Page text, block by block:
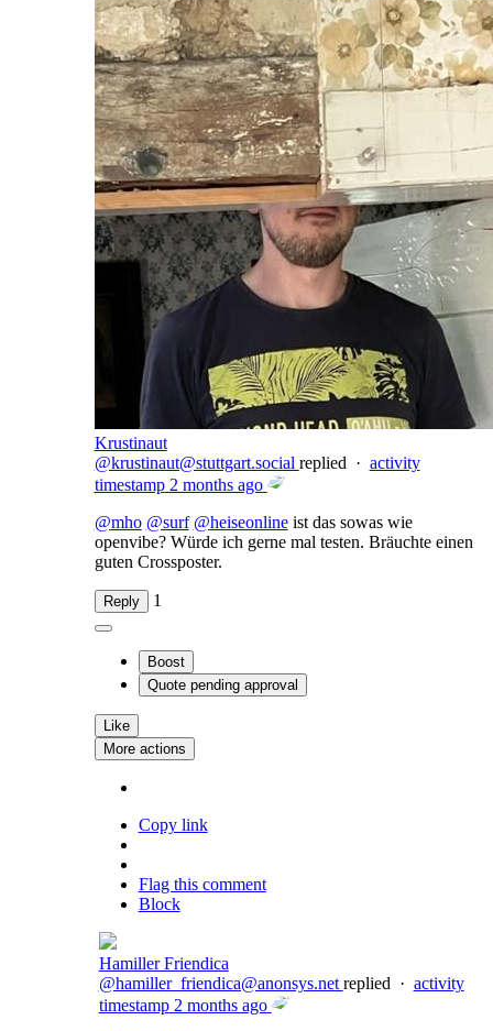
Krustinaut
@krustinaut@stuttgart.social replied · activity
timestamp 2 months ago
@mho @surf @heiseonlineist das sowas wie
openvibe? Würde ich gerne mal testen. Bräuchte einen
guten Crossposter.
Reply 1
Boost
Quote pending approval
Like
More actions
Copy link
Flag this comment
Block
Hamiller Friendica
@hamiller_friendica@anonsys.net replied · activity
timestamp 2 months ago